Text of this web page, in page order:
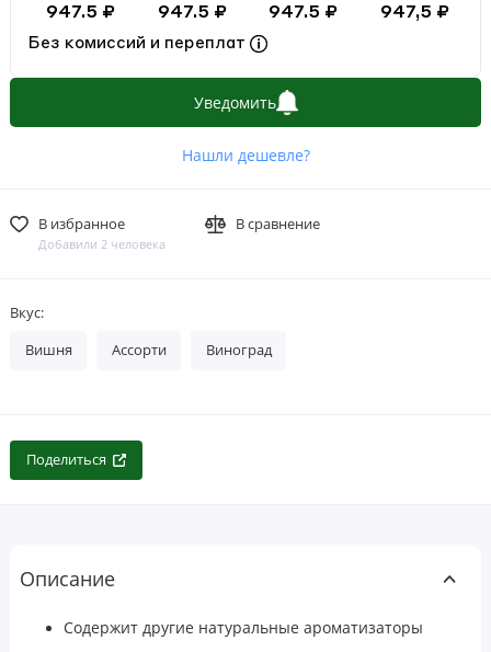
947.5 ₽ 947.5 ₽ 947.5 ₽ 947,5 ₽
Без комиссий и переплат
Уведомить
Нашли дешевле?
В избранное
Добавили 2 человека
В сравнение
Вкус:
Вишня Ассорти Виноград
Поделиться
Описание
Содержит другие натуральные ароматизаторы